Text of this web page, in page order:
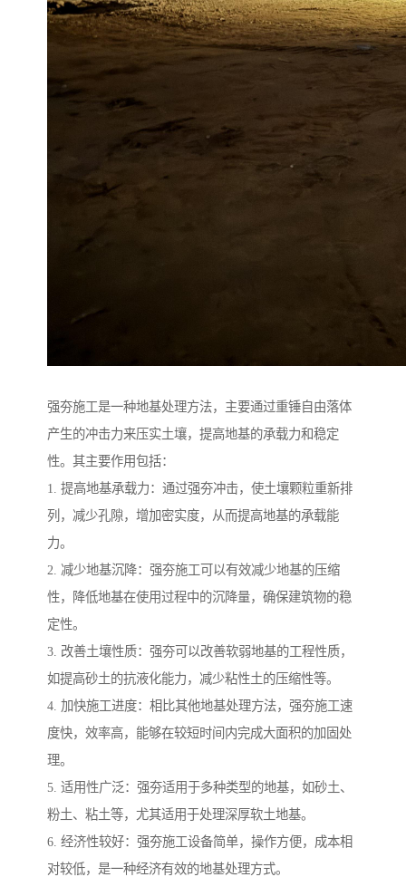
强夯施工是一种地基处理方法，主要通过重锤自由落体
产生的冲击力来压实土壤，提高地基的承载力和稳定
性。其主要作用包括：
1. 提高地基承载力：通过强夯冲击，使土壤颗粒重新排
列，减少孔隙，增加密实度，从而提高地基的承载能
力。
2. 减少地基沉降：强夯施工可以有效减少地基的压缩
性，降低地基在使用过程中的沉降量，确保建筑物的稳
定性。
3. 改善土壤性质：强夯可以改善软弱地基的工程性质，
如提高砂土的抗液化能力，减少粘性土的压缩性等。
4. 加快施工进度：相比其他地基处理方法，强夯施工速
度快，效率高，能够在较短时间内完成大面积的加固处
理。
5. 适用性广泛：强夯适用于多种类型的地基，如砂土、
粉土、粘土等，尤其适用于处理深厚软土地基。
6. 经济性较好：强夯施工设备简单，操作方便，成本相
对较低，是一种经济有效的地基处理方式。